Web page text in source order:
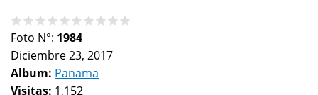
Foto N°: 1984
Diciembre 23, 2017
Album: Panama
Visitas: 1,152